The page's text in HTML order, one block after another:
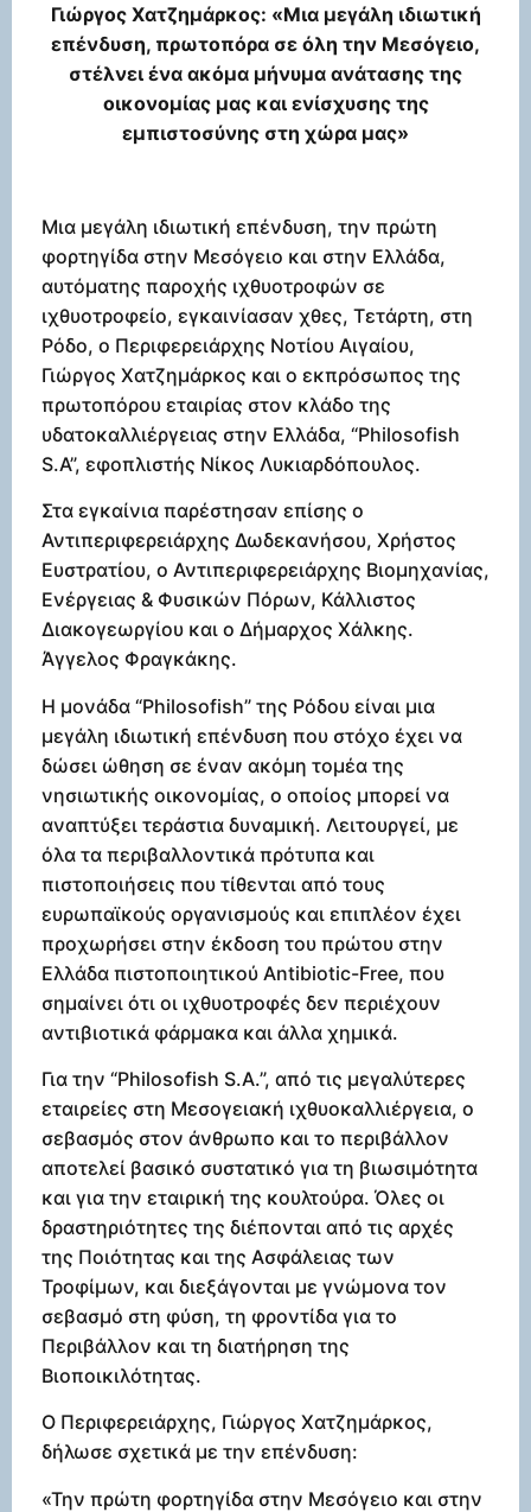
Γιώργος Χατζημάρκος: «Μια μεγάλη ιδιωτική
επένδυση, πρωτοπόρα σε όλη την Μεσόγειο,
στέλνει ένα ακόμα μήνυμα ανάτασης της
οικονομίας μας και ενίσχυσης της
εμπιστοσύνης στη χώρα μας»
Μια μεγάλη ιδιωτική επένδυση, την πρώτη
φορτηγίδα στην Μεσόγειο και στην Ελλάδα,
αυτόματης παροχής ιχθυοτροφών σε
ιχθυοτροφείο, εγκαινίασαν χθες, Τετάρτη, στη
Ρόδο, ο Περιφερειάρχης Νοτίου Αιγαίου,
Γιώργος Χατζημάρκος και ο εκπρόσωπος της
πρωτοπόρου εταιρίας στον κλάδο της
υδατοκαλλιέργειας στην Ελλάδα, “Philosofish
S.Α”, εφοπλιστής Νίκος Λυκιαρδόπουλος.
Στα εγκαίνια παρέστησαν επίσης ο
Αντιπεριφερειάρχης Δωδεκανήσου, Χρήστος
Ευστρατίου, ο Αντιπεριφερειάρχης Βιομηχανίας,
Ενέργειας & Φυσικών Πόρων, Κάλλιστος
Διακογεωργίου και ο Δήμαρχος Χάλκης.
Άγγελος Φραγκάκης.
Η μονάδα “Philosofish” της Ρόδου είναι μια
μεγάλη ιδιωτική επένδυση που στόχο έχει να
δώσει ώθηση σε έναν ακόμη τομέα της
νησιωτικής οικονομίας, ο οποίος μπορεί να
αναπτύξει τεράστια δυναμική. Λειτουργεί, με
όλα τα περιβαλλοντικά πρότυπα και
πιστοποιήσεις που τίθενται από τους
ευρωπαϊκούς οργανισμούς και επιπλέον έχει
προχωρήσει στην έκδοση του πρώτου στην
Ελλάδα πιστοποιητικού Antibiotic-Free, που
σημαίνει ότι οι ιχθυοτροφές δεν περιέχουν
αντιβιοτικά φάρμακα και άλλα χημικά.
Για την “Philosofish S.A.”, από τις μεγαλύτερες
εταιρείες στη Μεσογειακή ιχθυοκαλλιέργεια, ο
σεβασμός στον άνθρωπο και το περιβάλλον
αποτελεί βασικό συστατικό για τη βιωσιμότητα
και για την εταιρική της κουλτούρα. Όλες οι
δραστηριότητες της διέπονται από τις αρχές
της Ποιότητας και της Ασφάλειας των
Τροφίμων, και διεξάγονται με γνώμονα τον
σεβασμό στη φύση, τη φροντίδα για το
Περιβάλλον και τη διατήρηση της
Βιοποικιλότητας.
Ο Περιφερειάρχης, Γιώργος Χατζημάρκος,
δήλωσε σχετικά με την επένδυση:
«Την πρώτη φορτηγίδα στην Μεσόγειο και στην